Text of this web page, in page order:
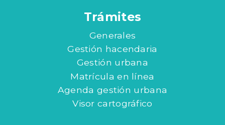
Trámites
Generales
Gestión hacendaria
Gestión urbana
Matrícula en línea
Agenda gestión urbana
Visor cartográfico